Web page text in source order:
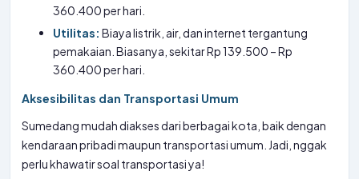
360.400 per hari.
Utilitas: Biaya listrik, air, dan internet tergantung
pemakaian. Biasanya, sekitar Rp 139.500 – Rp
360.400 per hari.
Aksesibilitas dan Transportasi Umum
Sumedang mudah diakses dari berbagai kota, baik dengan
kendaraan pribadi maupun transportasi umum. Jadi, nggak
perlu khawatir soal transportasi ya!